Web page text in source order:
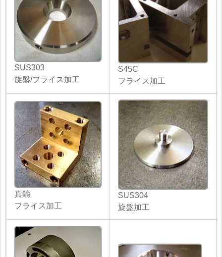
SUS303
旋盤/フライス加工
S45C
フライス加工
真鍮
フライス加工
SUS304
旋盤加工